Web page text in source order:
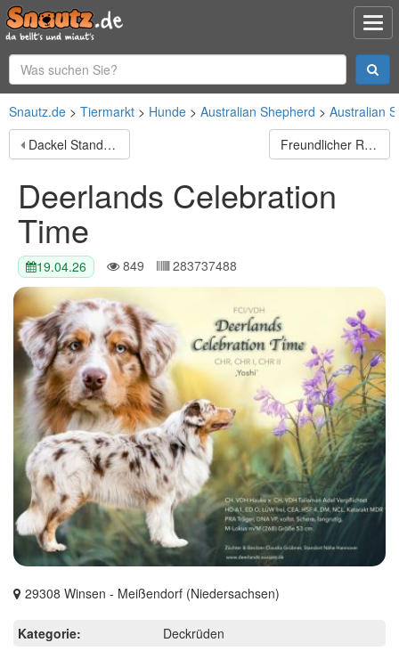
Snautz.de Tiermarkt Hunde Australian Shepherd
Australian
Dackel Standard Deckrüde mit Ahnentafel
Freundlicher Riese Schröder sucht Friseur ;)
Deerlands Celebration
Time
19.04.26 849 283737488
29308 Winsen - Meißendorf (Niedersachsen)
Kategorie:
Deckrüden